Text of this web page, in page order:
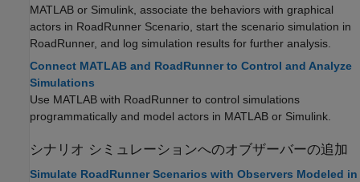
MATLAB or Simulink, associate the behaviors with graphical
actors in RoadRunner Scenario , start the scenario simulation in
RoadRunner, and log simulation results for further analysis.
Connect MATLAB and RoadRunner to Control and Analyze
Simulations
Use MATLAB with RoadRunner to control simulations
programmatically and model actors in MATLAB or Simulink.
シナリオ シミュレーションへのオブザーバーの追加
Simulate RoadRunner Scenarios with Observers Modeled in